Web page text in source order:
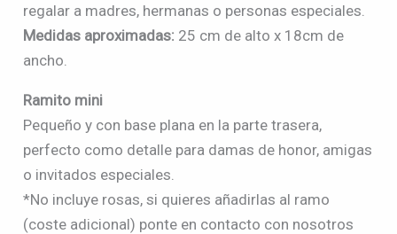
regalar a madres, hermanas o personas especiales.
Medidas aproximadas: 25 cm de alto x 18cm de
ancho.
Ramito mini
Pequeño y con base plana en la parte trasera,
perfecto como detalle para damas de honor, amigas
o invitados especiales.
*No incluye rosas, si quieres añadirlas al ramo
(coste adicional) ponte en contacto con nosotros